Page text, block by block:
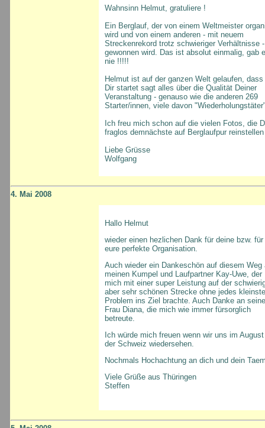
Wahnsinn Helmut, gratuliere !
Ein Berglauf, der von einem Weltmeister
wird und von einem anderen - mit neuem
Streckenrekord trotz schwieriger Verhältnisse -
gewonnen wird. Das ist absolut einmalig, gab
nie !!!!!
Helmut ist auf der ganzen Welt gelaufen, dass
Dir startet sagt alles über die Qualität Deiner
Veranstaltung - genauso wie die anderen 269
Starter/innen, viele davon
Ich freu mich schon auf die vielen Fotos, die
fraglos demnächste auf Berglaufpur
Liebe Grüsse
Wolfgang
4. Mai 2008
Hallo Helmut
wieder einen hezlichen Dank für deine bzw. für
eure perfekte Organisation.
Auch wieder ein Dankeschön auf diesem Weg
meinen Kumpel und Laufpartner Kay-Uwe, der
mich mit einer super Leistung auf der
aber sehr schönen Strecke ohne jedes kleinste
Problem ins Ziel brachte. Auch Danke an
Frau Diana, die mich wie immer fürsorglich
betreute.
Ich würde mich freuen wenn wir uns im
der Schweiz wiedersehen.
Nochmals Hochachtung an dich und dein
Viele Grüße aus Thüringen
Steffen